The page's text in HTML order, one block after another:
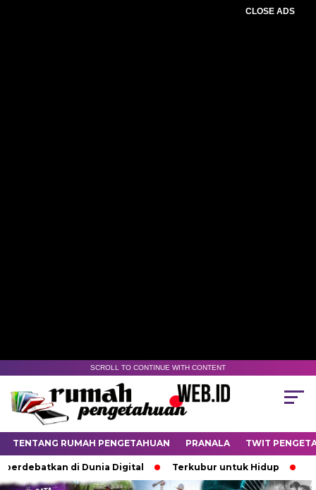
CLOSE ADS
SCROLL TO CONTINUE WITH CONTENT
TENTANG RUMAH PENGETAHUAN PRANALA TWIT
di Dunia Digital Terkubur untuk Hidup